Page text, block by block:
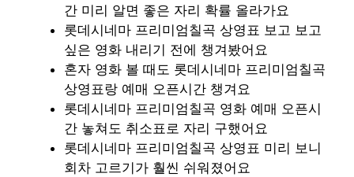
간 미리 알면 좋은 자리 확률 올라가요
롯데시네마 프리미엄칠곡 상영표 보고 보고
싶은 영화 내리기 전에 챙겨봤어요
혼자 영화 볼 때도 롯데시네마 프리미엄칠곡
상영표랑 예매 오픈시간 챙겨요
롯데시네마 프리미엄칠곡 영화 예매 오픈시
간 놓쳐도 취소표로 자리 구했어요
롯데시네마 프리미엄칠곡 상영표 미리 보니
회차 고르기가 훨씬 쉬워졌어요